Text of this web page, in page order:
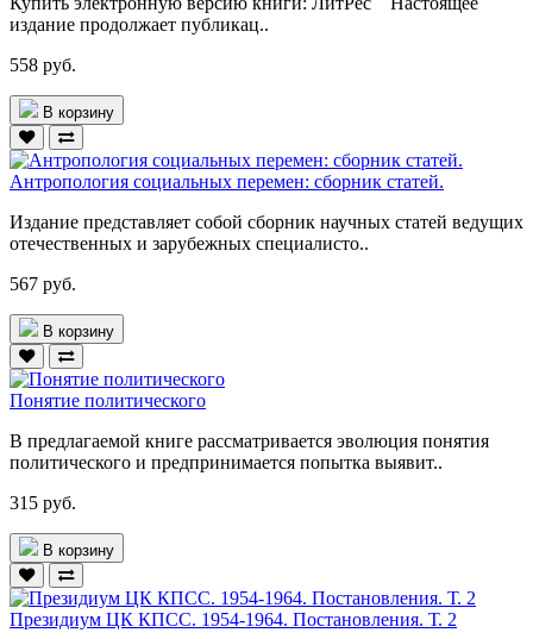
издание продолжает публикац..
558 руб.
В корзину
Антропология социальных перемен: сборник статей.
Издание представляет собой сборник научных статей ведущих
отечественных и зарубежных специалисто..
567 руб.
В корзину
Понятие политического
В предлагаемой книге рассматривается эволюция понятия
политического и предпринимается попытка выявит..
315 руб.
В корзину
Президиум ЦК КПСС. 1954-1964. Постановления. Т. 2